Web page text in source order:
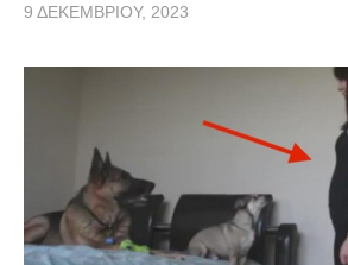
9 ΔΕΚΕΜΒΡΊΟΥ, 2023